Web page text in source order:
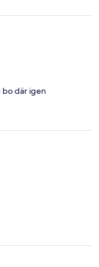
bo där igen